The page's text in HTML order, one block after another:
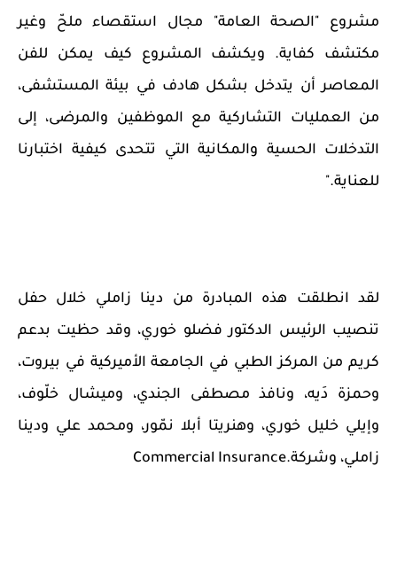
مشروع "الصحة العامة" مجال استقصاء ملحّ وغير
مكتشف كفاية. ويكشف المشروع كيف يمكن للفن
المعاصر أن يتدخل بشكل هادف في بيئة المستشفى،
من العمليات التشاركية مع الموظفين والمرضى، إلى
التدخلات الحسية والمكانية التي تتحدى كيفية اختبارنا
للعناية".
لقد انطلقت هذه المبادرة من دينا زاملي خلال حفل
تنصيب الرئيس الدكتور فضلو خوري، وقد حظيت بدعم
كريم من المركز الطبي في الجامعة الأميركية في بيروت،
وحمزة دَيه، ونافذ مصطفى الجندي، وميشال خلّوف،
وإيلي خليل خوري، وهنريتا أبلا نمّور، ومحمد علي ودينا
زاملي، وشركةCommercial Insurance.